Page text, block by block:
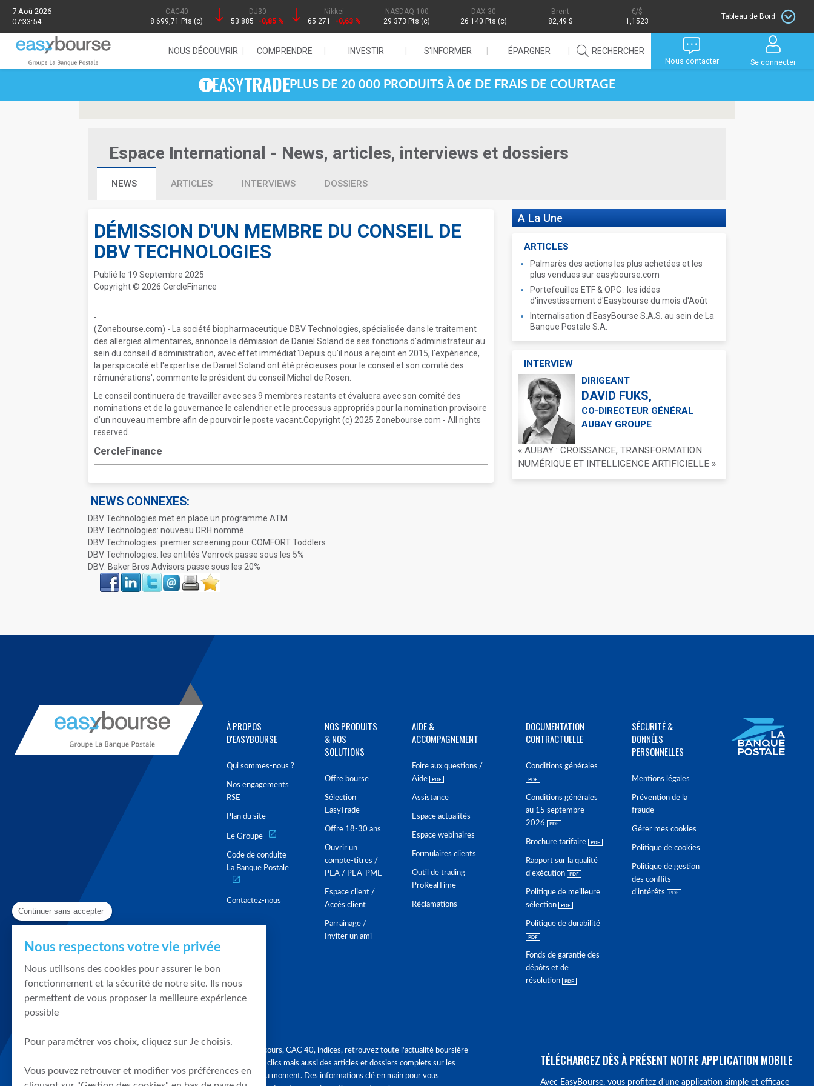
7 Aoû 2026
07:33:54
CAC40
8 699,71 Pts (c)
DJ30
53 885
-0,85 %
Nikkei
65 271
-0,63 %
NASDAQ 100
29 373 Pts (c)
DAX 30
26 140 Pts (c)
Brent
82,49 $
/$
1,1523
Tableau de Bord
NOUS DÉCOUVRIR COMPRENDRE INVESTIR S'INFORMER ÉPARGNER RECHERCHER
Nous contacter Se connecter
PLUS DE 20 000 PRODUITS À 0€ DE FRAIS DE COURTAGE
Espace International - News, articles, interviews et dossiers
NEWS ARTICLES INTERVIEWS DOSSIERS
DÉMISSION D'UN MEMBRE DU CONSEIL DE
DBV TECHNOLOGIES
Publié le 19 Septembre 2025
Copyright © 2026 CercleFinance
-
(Zonebourse.com) - La société biopharmaceutique DBV Technologies, spécialisée dans le traitement
des allergies alimentaires, annonce la démission de Daniel Soland de ses fonctions d'administrateur au
sein du conseil d'administration, avec effet immédiat.'Depuis qu'il nous a rejoint en 2015, l'expérience,
la perspicacité et l'expertise de Daniel Soland ont été précieuses pour le conseil et son comité des
rémunérations', commente le président du conseil Michel de Rosen.
Le conseil continuera de travailler avec ses 9 membres restants et évaluera avec son comité des
nominations et de la gouvernance le calendrier et le processus appropriés pour la nomination provisoire
d'un nouveau membre afin de pourvoir le poste vacant.Copyright (c) 2025 Zonebourse.com - All rights
reserved.
CercleFinance
NEWS CONNEXES:
DBV Technologies met en place un programme ATM
DBV Technologies: nouveau DRH nommé
DBV Technologies: premier screening pour COMFORT Toddlers
DBV Technologies: les entités Venrock passe sous les 5%
DBV: Baker Bros Advisors passe sous les 20%
Face
book
LinkIn Twitter Envoyer ImprimerFavoris
A La Une
ARTICLES
Palmarès des actions les plus achetées et les
plus vendues sur easybourse.com
Portefeuilles ETF & OPC : les idées
d'investissement d'Easybourse du mois d'Août
Internalisation d'EasyBourse S.A.S. au sein de La
Banque Postale S.A.
INTERVIEW
DIRIGEANT
DAVID FUKS,
CO-DIRECTEUR GÉNÉRAL
AUBAY GROUPE
« AUBAY : CROISSANCE, TRANSFORMATION
NUMÉRIQUE ET INTELLIGENCE ARTIFICIELLE »
À PROPOS
D'EASYBOURSE
Qui sommes-nous ?
Nos engagements
RSE
Plan du site
Le Groupe
Code de conduite
La Banque Postale
Contactez-nous
NOS PRODUITS
& NOS
SOLUTIONS
Offre bourse
Sélection
EasyTrade
Offre 18-30 ans
Ouvrir un
compte-titres /
PEA / PEA-PME
Espace client /
Accès client
Parrainage /
Inviter un ami
AIDE &
ACCOMPAGNEMENT
Foire aux questions /
Aide
Assistance
Espace actualités
Espace webinaires
Formulaires clients
Outil de trading
ProRealTime
Réclamations
DOCUMENTATION
CONTRACTUELLE
Conditions générales
Conditions générales
au 15 septembre
2026
Brochure tarifaire
Rapport sur la qualité
d'exécution
Politique de meilleure
sélection
Politique de durabilité
Fonds de garantie des
dépôts et de
résolution
SÉCURITÉ &
DONNÉES
PERSONNELLES
Mentions légales
Prévention de la
fraude
Gérer mes cookies
Politique de cookies
Politique de gestion
des conflits
d'intérêts
Graphique, cours, CAC 40, indices, retrouvez toute l'actualité boursière
en quelques clics mais aussi des articles et dossiers complets sur les
tendances du moment. Des informations clé en main pour vous
TÉLÉCHARGEZ DÈS À PRÉSENT NOTRE APPLICATION MOBILE
Avec EasyBourse, vous profitez d’une application simple et efficace
Continuer sans accepter
Nous respectons votre vie privée
Nous utilisons des cookies pour assurer le bon
fonctionnement et la sécurité de notre site. Ils nous
permettent de vous proposer la meilleure expérience
possible
Pour paramétrer vos choix, cliquez sur Je choisis.
Vous pouvez retrouver et modifier vos préférences en